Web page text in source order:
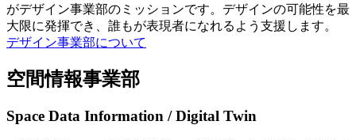
がデザイン事業部のミッションです。デザインの可能性を最
大限に発揮でき、誰もが表現者になれるよう支援します。
デザイン事業部について
空間情報事業部
Space Data Information / Digital Twin